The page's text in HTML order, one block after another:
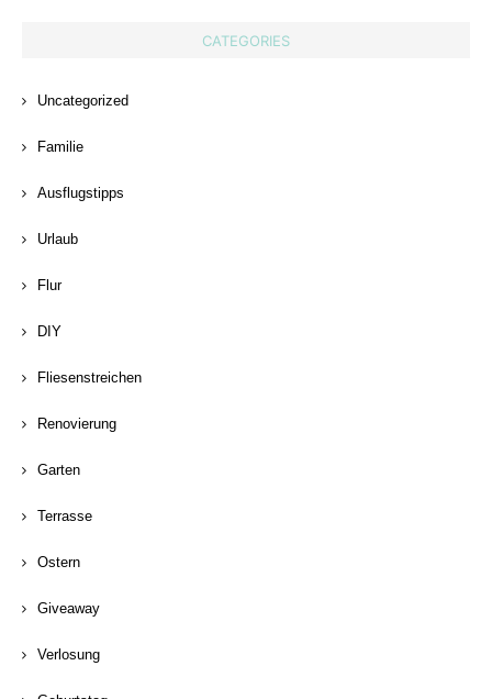
CATEGORIES
Uncategorized
Familie
Ausflugstipps
Urlaub
Flur
DIY
Fliesenstreichen
Renovierung
Garten
Terrasse
Ostern
Giveaway
Verlosung